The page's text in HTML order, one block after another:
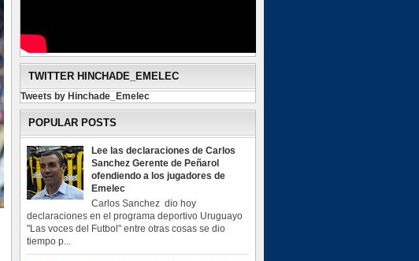
TWITTER HINCHADE_EMELEC
Tweets by Hinchade_Emelec
POPULAR POSTS
Lee las declaraciones de Carlos
Sanchez Gerente de Peñarol
ofendiendo a los jugadores de
Emelec
Carlos Sanchez dio hoy
declaraciones en el programa deportivo Uruguayo
"Las voces del Futbol" entre otras cosas se dio
tiempo p...